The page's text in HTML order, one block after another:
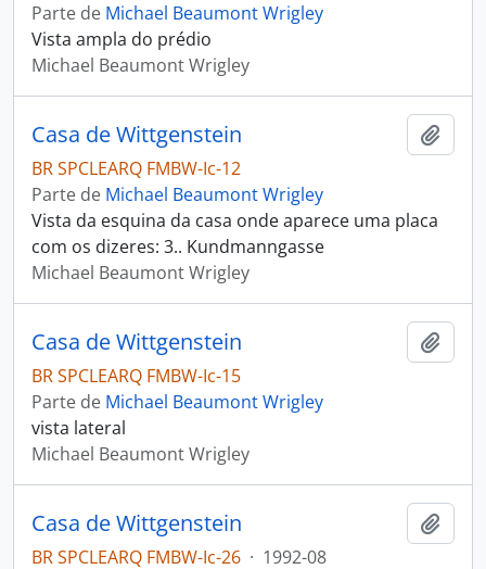
Parte de Michael Beaumont Wrigley
Vista ampla do prédio
Michael Beaumont Wrigley
Casa de Wittgenstein
BR SPCLEARQ FMBW-Ic-12
Parte de Michael Beaumont Wrigley
Vista da esquina da casa onde aparece uma placa
com os dizeres: 3.. Kundmanngasse
Michael Beaumont Wrigley
Casa de Wittgenstein
BR SPCLEARQ FMBW-Ic-15
Parte de Michael Beaumont Wrigley
vista lateral
Michael Beaumont Wrigley
Casa de Wittgenstein
BR SPCLEARQ FMBW-Ic-26 · 1992-08